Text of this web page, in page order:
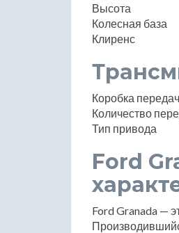
Высота
Колесная база
Клиренс
Коробка передач
Количество
Тип привода
Ford
Ford Granada —